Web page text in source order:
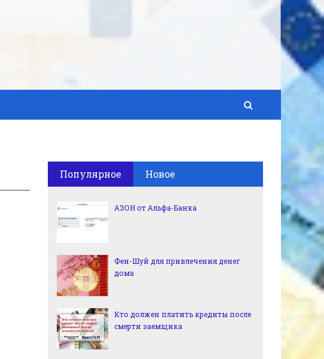
Популярное Новое
АЗОН от Альфа-Банка
Фен-Шуй для привлечения денег
дома
Кто должен платить кредиты после
смерти заемщика